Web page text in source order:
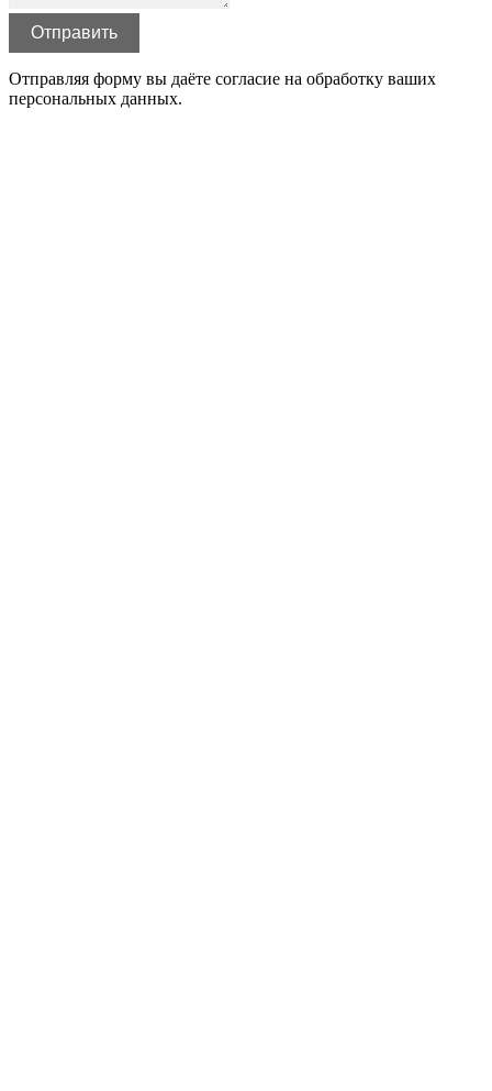
Отправить
Отправляя форму вы даёте согласие на обработку ваших
персональных данных.